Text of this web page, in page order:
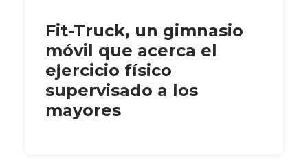
Fit-Truck, un gimnasio
móvil que acerca el
ejercicio físico
supervisado a los
mayores